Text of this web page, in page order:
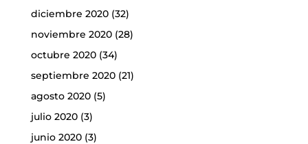
diciembre 2020(32)
noviembre 2020(28)
octubre 2020(34)
septiembre 2020(21)
agosto 2020(5)
julio 2020(3)
junio 2020(3)